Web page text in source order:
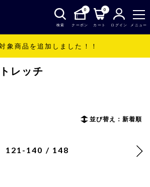
検索
0
クーポン
0
カート ログイン メニュー
象商品を追加しました！！
レッチ
並び替え：新着順
121-140 / 148